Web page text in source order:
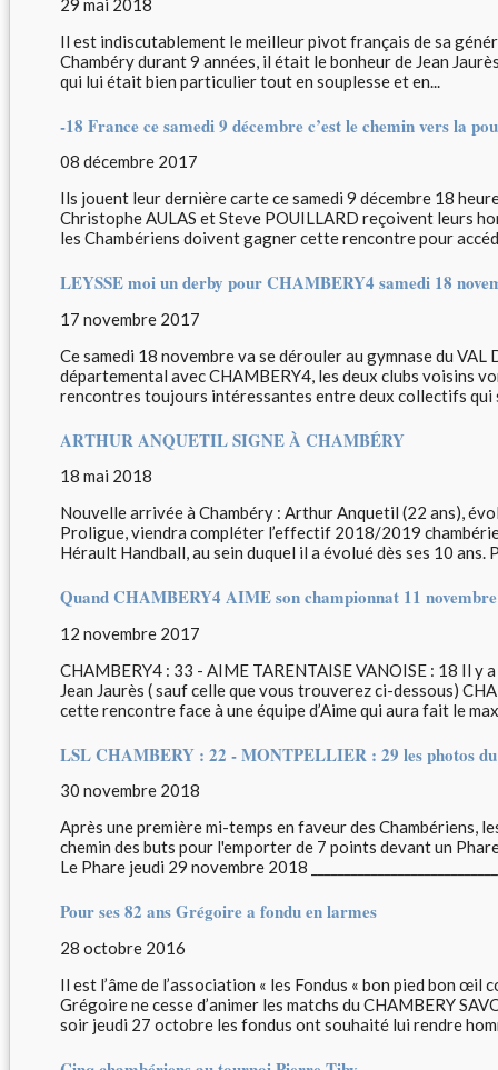
29 mai 2018
Il est indiscutablement le meilleur pivot français de sa
Chambéry durant 9 années, il était le bonheur de Jean
qui lui était bien particulier tout en souplesse et en...
-18 France ce samedi 9 décembre c’est le chemin vers la
08 décembre 2017
Ils jouent leur dernière carte ce samedi 9 décembre 18
Christophe AULAS et Steve POUILLARD reçoivent leurs
les Chambériens doivent gagner cette rencontre pour
LEYSSE moi un derby pour CHAMBERY4 samedi 18
17 novembre 2017
Ce samedi 18 novembre va se dérouler au gymnase du VAL
départemental avec CHAMBERY4, les deux clubs voisins
rencontres toujours intéressantes entre deux collectifs qui
ARTHUR ANQUETIL SIGNE À CHAMBÉRY
18 mai 2018
Nouvelle arrivée à Chambéry : Arthur Anquetil (22 ans),
Proligue, viendra compléter l’effectif 2018/2019
Hérault Handball, au sein duquel il a évolué dès ses 10 ans.
Quand CHAMBERY4 AIME son championnat 11
12 novembre 2017
CHAMBERY4 : 33 - AIME TARENTAISE VANOISE : 18 Il y
Jean Jaurès ( sauf celle que vous trouverez ci-dessous)
cette rencontre face à une équipe d’Aime qui aura fait le
LSL CHAMBERY : 22 - MONTPELLIER : 29 les photos
30 novembre 2018
Après une première mi-temps en faveur des Chambériens,
chemin des buts pour l'emporter de 7 points devant un
Le Phare jeudi 29 novembre 2018
Pour ses 82 ans Grégoire a fondu en larmes
28 octobre 2016
Il est l’âme de l’association « les Fondus « bon pied bon œil
Grégoire ne cesse d’animer les matchs du CHAMBERY
soir jeudi 27 octobre les fondus ont souhaité lui rendre